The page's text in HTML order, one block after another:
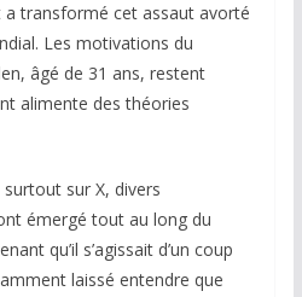
transformé cet assaut avorté
Les motivations du
âgé de 31 ans, restent
alimente des théories
sur X, divers
émergé tout au long du
qu’il s’agissait d’un coup
laissé entendre que